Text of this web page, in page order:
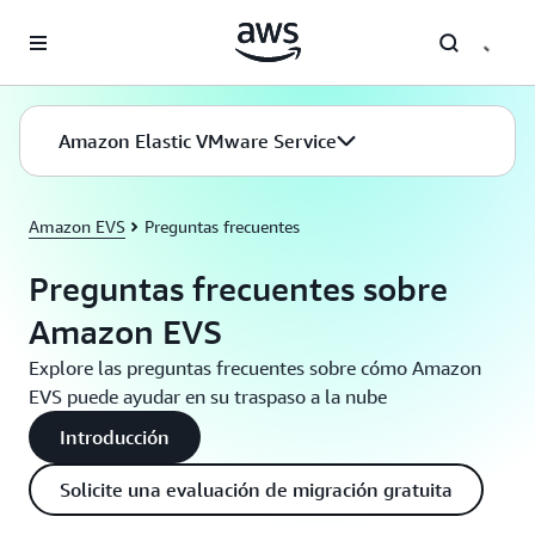
Amazon Elastic VMware Service
Amazon EVS Preguntas frecuentes
Preguntas frecuentes sobre
Amazon EVS
Explore las preguntas frecuentes sobre cómo Amazon
EVS puede ayudar en su traspaso a la nube
Introducción
Solicite una evaluación de migración gratuita